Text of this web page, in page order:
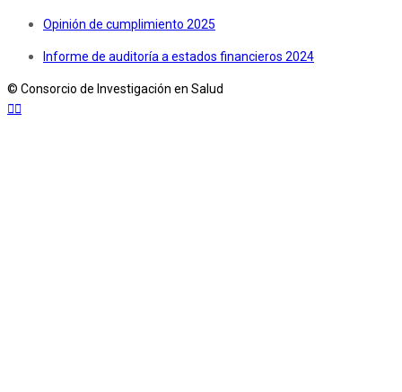
Opinión de cumplimiento 2025
Informe de auditoría a estados financieros 2024
© Consorcio de Investigación en Salud